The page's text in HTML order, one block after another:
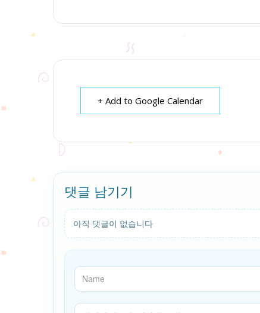
+ Add to Google Calendar
댓글 남기기
아직 댓글이 없습니다